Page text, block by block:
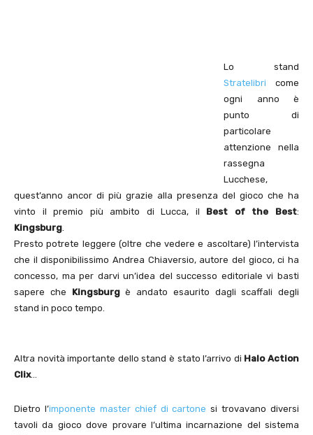
Lo stand
Stratelibri come
ogni anno è
punto di
particolare
attenzione nella
rassegna
Lucchese,
quest’anno ancor di più grazie alla presenza del gioco che ha
vinto il premio più ambito di Lucca, il Best of the Best:
Kingsburg.
Presto potrete leggere (oltre che vedere e ascoltare) l’intervista
che il disponibilissimo Andrea Chiaversio, autore del gioco, ci ha
concesso, ma per darvi un’idea del successo editoriale vi basti
sapere che Kingsburgè andato esaurito dagli scaffali degli
stand in poco tempo.
Altra novità importante dello stand è stato l’arrivo di Halo Action
Clix…
Dietro l’imponente master chief di cartone si trovavano diversi
tavoli da gioco dove provare l’ultima incarnazione del sistema